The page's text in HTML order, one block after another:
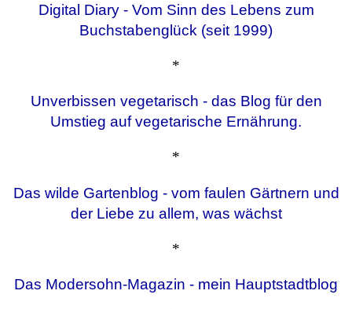
Digital Diary - Vom Sinn des Lebens zum
Buchstabenglück (seit 1999)
*
Unverbissen vegetarisch - das Blog für den
Umstieg auf vegetarische Ernährung.
*
Das wilde Gartenblog - vom faulen Gärtnern und
der Liebe zu allem, was wächst
*
Das Modersohn-Magazin - mein Hauptstadtblog